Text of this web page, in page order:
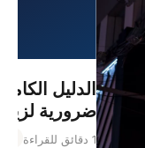
الدليل
ضرورية
1 دقائق للقراءة